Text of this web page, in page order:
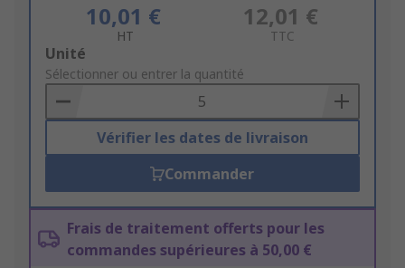
10,01 €
HT
12,01 €
TTC
Add
to
Basket
Unité
Sélectionner ou entrer la quantité
Vérifier les dates de livraison
Commander
Frais de traitement offerts pour les
commandes supérieures à 50,00 €